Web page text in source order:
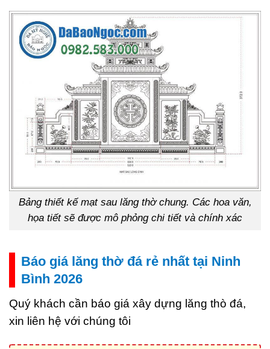
Bảng thiết kế mạt sau lăng thờ chung. Các hoa văn,
họa tiết sẽ được mô phỏng chi tiết và chính xác
Báo giá lăng thờ đá rẻ nhất tại Ninh
Bình 2026
Quý khách cần báo giá xây dựng lăng thò đá,
xin liên hệ với chúng tôi